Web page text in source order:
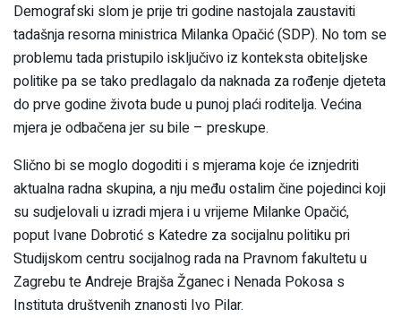
Demografski slom je prije tri godine nastojala zaustaviti
tadašnja resorna ministrica Milanka Opačić (SDP). No tom se
problemu tada pristupilo isključivo iz konteksta obiteljske
politike pa se tako predlagalo da naknada za rođenje djeteta
do prve godine života bude u punoj plaći roditelja. Većina
mjera je odbačena jer su bile – preskupe.
Slično bi se moglo dogoditi i s mjerama koje će iznjedriti
aktualna radna skupina, a nju među ostalim čine pojedinci koji
su sudjelovali u izradi mjera i u vrijeme Milanke Opačić,
poput Ivane Dobrotić s Katedre za socijalnu politiku pri
Studijskom centru socijalnog rada na Pravnom fakultetu u
Zagrebu te Andreje Brajša Žganec i Nenada Pokosa s
Instituta društvenih znanosti Ivo Pilar.